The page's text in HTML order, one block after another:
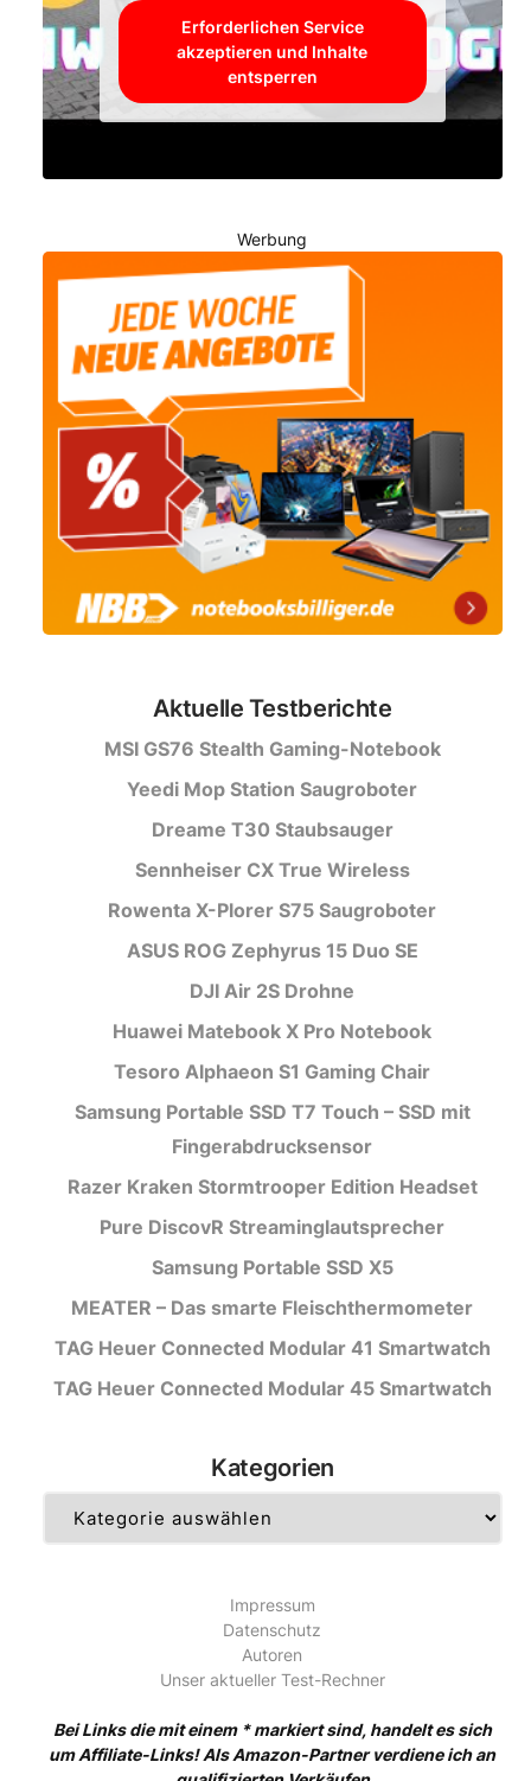
Erforderlichen Service
akzeptieren und Inhalte
entsperren
Werbung
Aktuelle Testberichte
MSI GS76 Stealth Gaming-Notebook
Yeedi Mop Station Saugroboter
Dreame T30 Staubsauger
Sennheiser CX True Wireless
Rowenta X-Plorer S75 Saugroboter
ASUS ROG Zephyrus 15 Duo SE
DJI Air 2S Drohne
Huawei Matebook X Pro Notebook
Tesoro Alphaeon S1 Gaming Chair
Samsung Portable SSD T7 Touch – SSD mit
Fingerabdrucksensor
Razer Kraken Stormtrooper Edition Headset
Pure DiscovR Streaminglautsprecher
Samsung Portable SSD X5
MEATER – Das smarte Fleischthermometer
TAG Heuer Connected Modular 41 Smartwatch
TAG Heuer Connected Modular 45 Smartwatch
Kategorien
Impressum
Datenschutz
Autoren
Unser aktueller Test-Rechner
Bei Links die mit einem * markiert sind, handelt es sich
um Affiliate-Links! Als Amazon-Partner verdiene ich an